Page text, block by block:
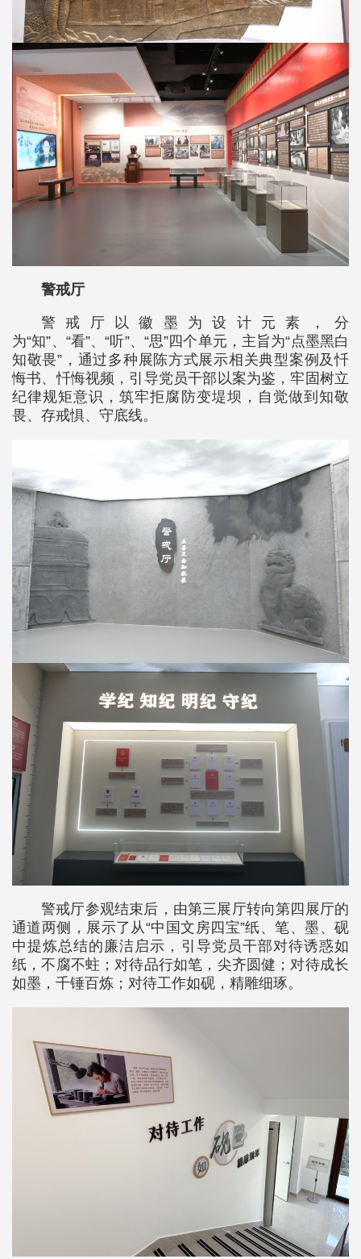
警戒厅
警戒厅以徽墨为设计元素，分
为“知”、“看”、“听”、“思”四个单元，主旨为“点墨黑白
知敬畏”，通过多种展陈方式展示相关典型案例及忏
悔书、忏悔视频，引导党员干部以案为鉴，牢固树立
纪律规矩意识，筑牢拒腐防变堤坝，自觉做到知敬
畏、存戒惧、守底线。
警戒厅参观结束后，由第三展厅转向第四展厅的
通道两侧，展示了从“中国文房四宝”纸、笔、墨、砚
中提炼总结的廉洁启示，引导党员干部对待诱惑如
纸，不腐不蛀；对待品行如笔，尖齐圆健；对待成长
如墨，千锤百炼；对待工作如砚，精雕细琢。